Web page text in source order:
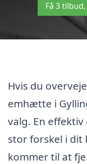
Få 3
Hvis du
emhætte i
valg. En
stor forskel i dit
kommer til at